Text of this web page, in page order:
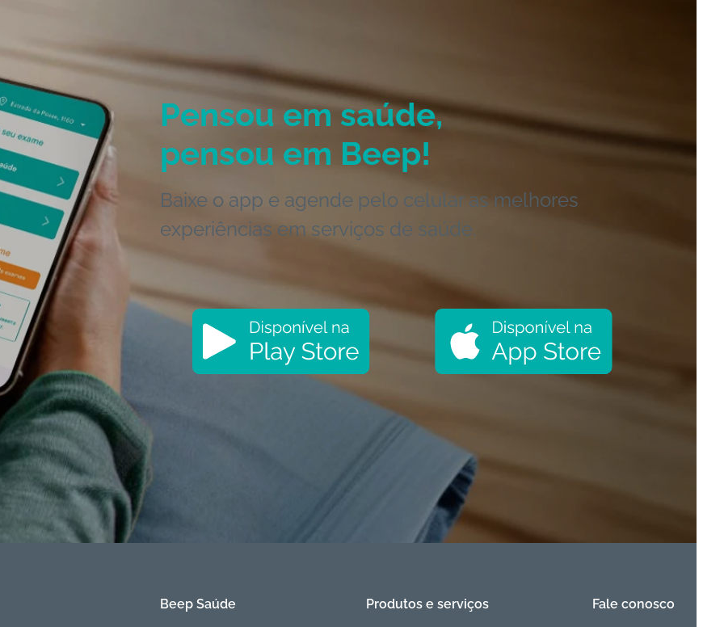
Pensou em saúde,
pensou em Beep!
Baixe o app e agende pelo celular as melhores
experiências em serviços de saúde.
Beep Saúde Produtos e serviços Fale conosco